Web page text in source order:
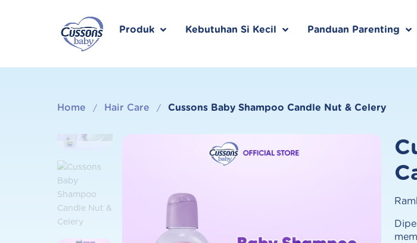
Produk Kebutuhan Si Kecil Panduan Parenting
Home / Hair Care / Cussons Baby Shampoo Candle Nut & Celery